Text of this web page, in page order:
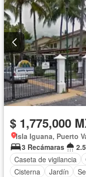
$ 1,775,000
Isla Iguana, Puerto
3 Recámaras
Caseta de vigilancia
Cisterna
Jardín